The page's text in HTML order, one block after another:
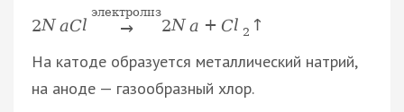
2NaCl
электролиз
→ 2Na + Cl 2 ↑
На катоде образуется металлический натрий,
на аноде — газообразный хлор.